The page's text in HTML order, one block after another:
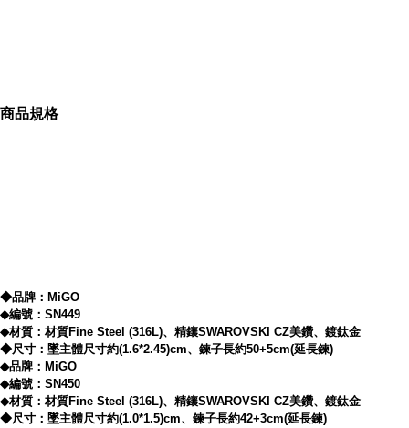
男女各一條
商品規格
◆品牌：MiGO
◆編號：SN449
◆材質：材質Fine Steel (316L)、精鑲SWAROVSKI CZ美鑽、鍍鈦金
◆尺寸：墜主體尺寸約(1.6*2.45)cm、鍊子長約50+5cm(延長鍊)
◆品牌：MiGO
◆編號：SN450
◆材質：材質Fine Steel (316L)、精鑲SWAROVSKI CZ美鑽、鍍鈦金
◆尺寸：墜主體尺寸約(1.0*1.5)cm、鍊子長約42+3cm(延長鍊)